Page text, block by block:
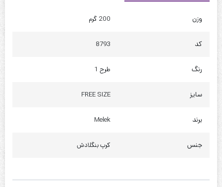
دور کمر : 140 تا 145
دور باسن : 150 تا 155
نحوه شستشو:با آب 40 درجه و بدون استفاده از مایعات سفیدکننده
وزن 200 گرم
کد 8793
رنگ طرح 1
سایز FREE SIZE
برند Melek
جنس کرپ بنگلادش